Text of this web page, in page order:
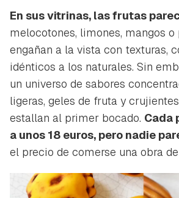
En sus vitrinas, las frutas
melocotones, limones, mangos o
engañan a la vista con texturas,
idénticos a los naturales. Sin
un universo de sabores
ligeras, geles de fruta y
estallan al primer bocado. Cada
a unos 18 euros, pero nadie
el precio de comerse una obra